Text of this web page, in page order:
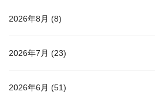
2026年8月 (8)
2026年7月 (23)
2026年6月 (51)